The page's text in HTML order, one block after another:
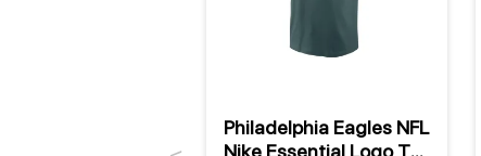
Philadelphia Eagles NFL